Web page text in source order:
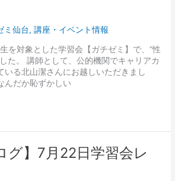
ミ仙台,講座・イベント情報
を対象とした学習会【ガチゼミ】で、“性
た。 講師として、公的機関でキャリアカ
いる北山潔さんにお越しいただきまし
んだか恥ずかしい
グ】7月22日学習会レ